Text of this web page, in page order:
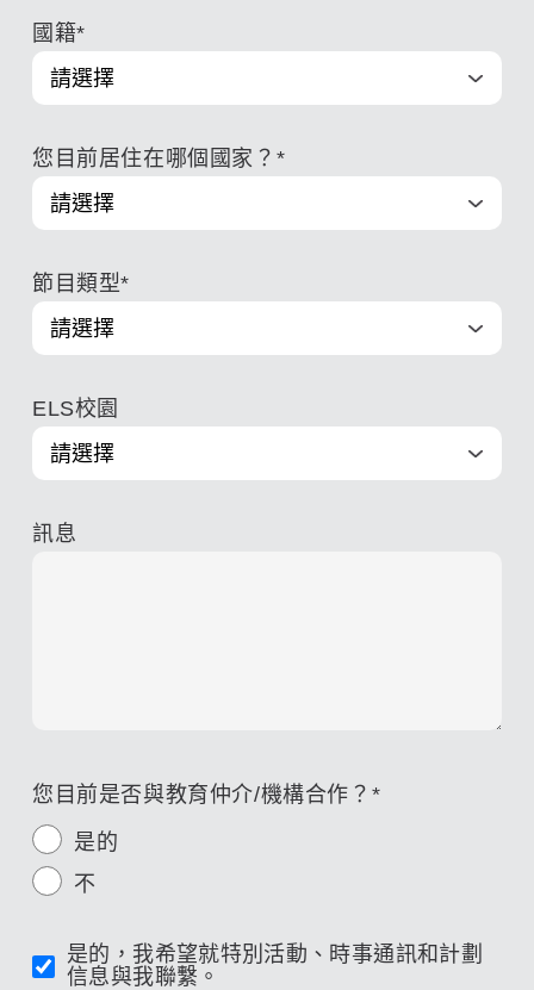
國籍*
您目前居住在哪個國家？ *
節目類型*
ELS校園
訊息
您目前是否與教育仲介/機構合作？ *
是的
不
是的，我希望就特別活動、時事通訊和計劃
信息與我聯繫。